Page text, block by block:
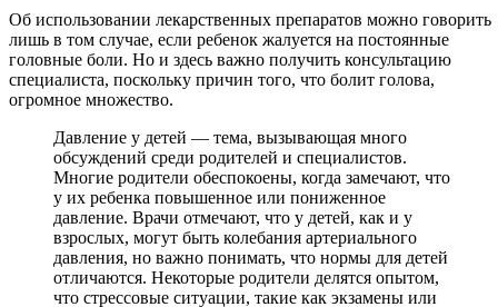
Об использовании лекарственных препаратов можно говорить
лишь в том случае, если ребенок жалуется на постоянные
головные боли. Но и здесь важно получить консультацию
специалиста, поскольку причин того, что болит голова,
огромное множество.
Давление у детей — тема, вызывающая много
обсуждений среди родителей и специалистов.
Многие родители обеспокоены, когда замечают, что
у их ребенка повышенное или пониженное
давление. Врачи отмечают, что у детей, как и у
взрослых, могут быть колебания артериального
давления, но важно понимать, что нормы для детей
отличаются. Некоторые родители делятся опытом,
что стрессовые ситуации, такие как экзамены или